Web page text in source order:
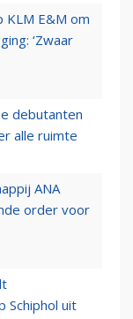
E&M om
‘Zwaar
debutanten
alle ruimte
ANA
order voor
Schiphol uit